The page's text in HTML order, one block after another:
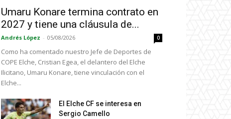
Umaru Konare termina contrato en
2027 y tiene una cláusula de...
Andrés López - 05/08/2026 0
Como ha comentado nuestro Jefe de Deportes de
COPE Elche, Cristian Egea, el delantero del Elche
Ilicitano, Umaru Konare, tiene vinculación con el
Elche...
El Elche CF se interesa en
Sergio Camello